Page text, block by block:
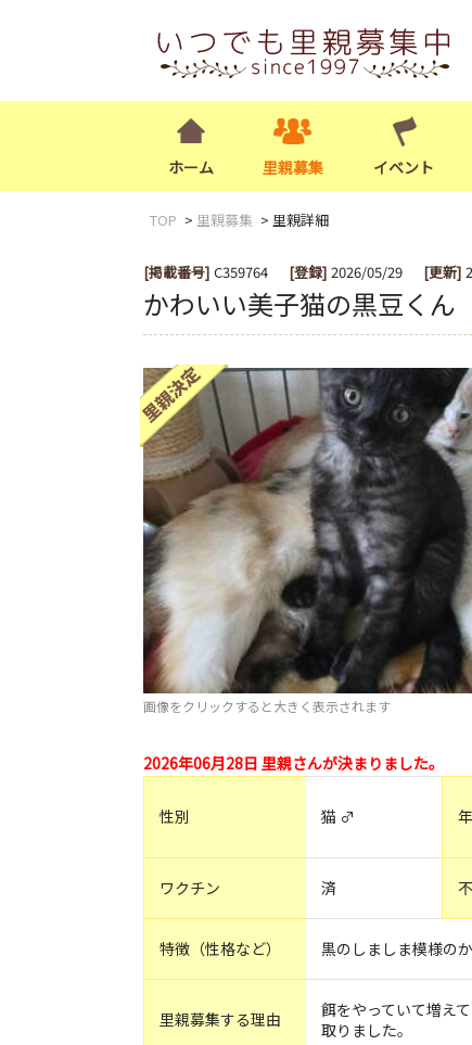
ホーム 里親募集 イベント
TOP 里親募集 里親詳細
[掲載番号] C359764 [登録] 2026/05/29 [更新]
かわいい美子猫の黒豆くん
画像をクリックすると大きく表示されます
2026年06月28日 里親さんが決まりました。
性別 猫 ♂
ワクチン 済
特徴（性格など） 黒のしましま模様の
里親募集する理由
餌をやっていて増え
取りました。